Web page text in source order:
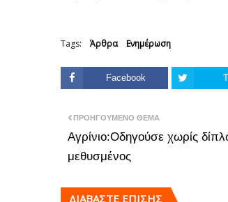
Tags: Άρθρα Ενημέρωση
Facebook
ΠΡΟΗΓΟΎΜΕΝΟ ΘΈΜΑ
Αγρίνιο:Οδηγούσε χωρίς
μεθυσμένος
ΔΙΑΒΑΣΤΕ ΕΠΙΣΗΣ